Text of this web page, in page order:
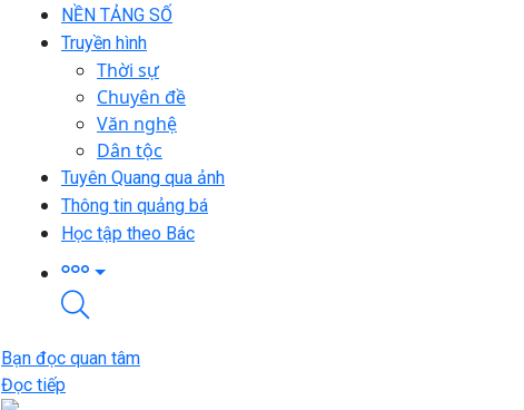
NỀN TẢNG SỐ
Truyền hình
Thời sự
Chuyên đề
Văn nghệ
Dân tộc
Tuyên Quang qua ảnh
Thông tin quảng bá
Học tập theo Bác
Bạn đọc quan tâm
Đọc tiếp